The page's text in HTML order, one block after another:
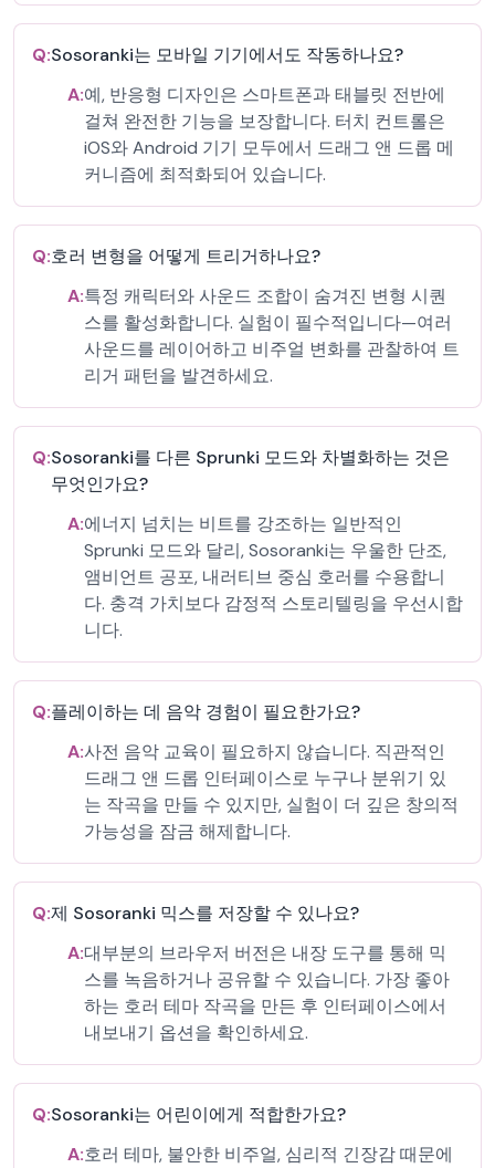
Q:Sosoranki는 모바일 기기에서도 작동하나요?
A:예, 반응형 디자인은 스마트폰과 태블릿 전반에
걸쳐 완전한 기능을 보장합니다. 터치 컨트롤은
iOS와 Android 기기 모두에서 드래그 앤 드롭 메
커니즘에 최적화되어 있습니다.
Q:호러 변형을 어떻게 트리거하나요?
A:특정 캐릭터와 사운드 조합이 숨겨진 변형 시퀀
스를 활성화합니다. 실험이 필수적입니다—여러
사운드를 레이어하고 비주얼 변화를 관찰하여 트
리거 패턴을 발견하세요.
Q:Sosoranki를 다른 Sprunki 모드와 차별화하는 것은
무엇인가요?
A:에너지 넘치는 비트를 강조하는 일반적인
Sprunki 모드와 달리, Sosoranki는 우울한 단조,
앰비언트 공포, 내러티브 중심 호러를 수용합니
다. 충격 가치보다 감정적 스토리텔링을 우선시합
니다.
Q:플레이하는 데 음악 경험이 필요한가요?
A:사전 음악 교육이 필요하지 않습니다. 직관적인
드래그 앤 드롭 인터페이스로 누구나 분위기 있
는 작곡을 만들 수 있지만, 실험이 더 깊은 창의적
가능성을 잠금 해제합니다.
Q:제 Sosoranki 믹스를 저장할 수 있나요?
A:대부분의 브라우저 버전은 내장 도구를 통해 믹
스를 녹음하거나 공유할 수 있습니다. 가장 좋아
하는 호러 테마 작곡을 만든 후 인터페이스에서
내보내기 옵션을 확인하세요.
Q:Sosoranki는 어린이에게 적합한가요?
A:호러 테마, 불안한 비주얼, 심리적 긴장감 때문에